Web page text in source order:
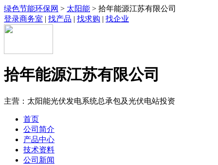
绿色节能环保网 > 太阳能 > 拾年能源江苏有限公司
登录商务室 | 找产品 | 找求购 | 找企业
拾年能源江苏有限公司
主营：太阳能光伏发电系统总承包及光伏电站投资
首页
公司简介
产品中心
技术资料
公司新闻